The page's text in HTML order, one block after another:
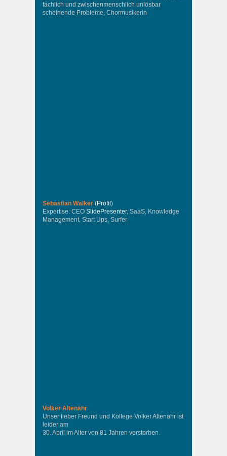
fachlich und zwischenmenschlich unlösbar
scheinende Probleme, Chormusikerin
Sebastian Walker (Profil )
Expertise: CEO SlidePresenter, SaaS, Knowledge
Management, Start Ups, Surfer
Volker Altenähr
Unser lieber Freund und Kollege Volker Altenähr ist
leider am
30. April im Alter von 81 Jahren verstorben.